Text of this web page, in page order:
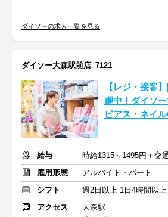
ダイソーの求人一覧を見る
ダイソー大森駅前店_7121
【レジ・接客
躍中！ダイソ
ピアス・ネイ
給与
時給1315～1495円＋交
雇用形態
アルバイト・パート
シフト
週2日以上 1日4時間以上
アクセス
大森駅